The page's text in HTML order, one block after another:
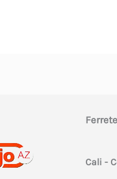
Cali -